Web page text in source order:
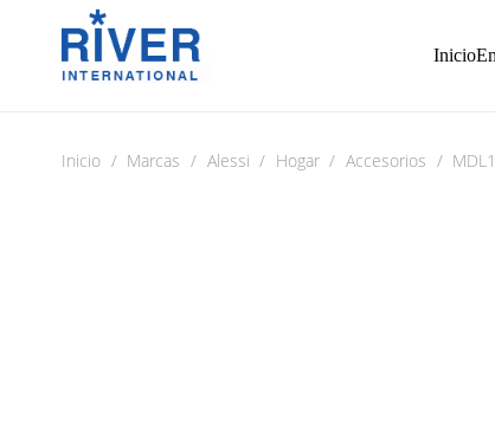
Inicio
Inicio / Marcas / Alessi / Hogar / Accesorios /